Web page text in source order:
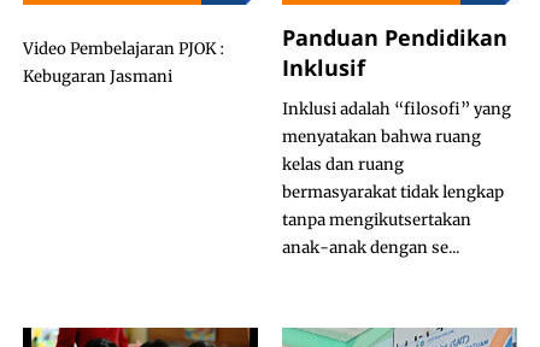
Video Pembelajaran PJOK :
Kebugaran Jasmani
Panduan Pendidikan
Inklusif
Inklusi adalah “filosofi” yang
menyatakan bahwa ruang
kelas dan ruang
bermasyarakat tidak lengkap
tanpa mengikutsertakan
anak-anak dengan se...